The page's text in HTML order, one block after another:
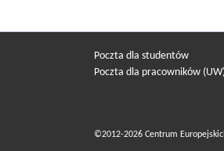
Poczta dla studentów
Poczta dla pracowników
©2012-2026 Centrum